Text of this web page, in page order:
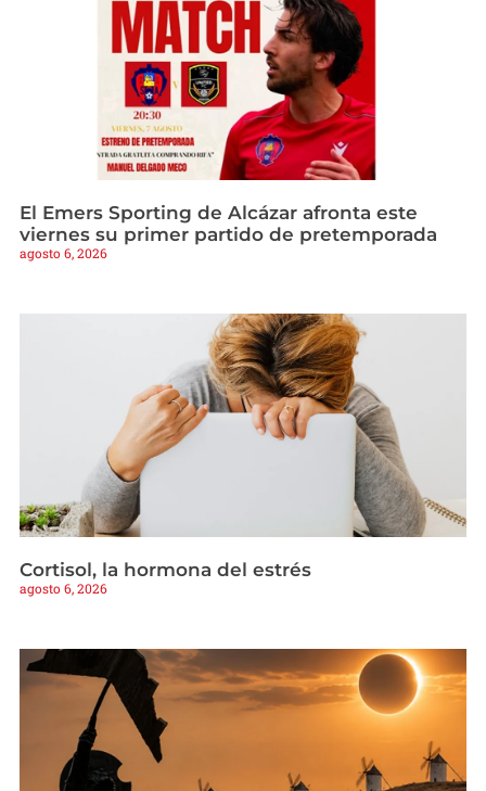
El Emers Sporting de Alcázar afronta este
viernes su primer partido de pretemporada
agosto 6, 2026
Cortisol, la hormona del estrés
agosto 6, 2026